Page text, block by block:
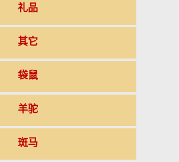
礼品
其它
袋鼠
羊驼
斑马